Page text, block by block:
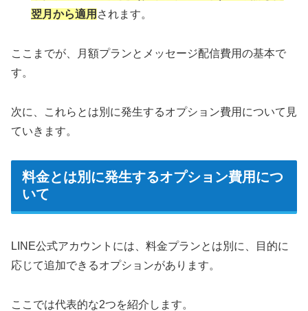
翌月から適用 されます。
ここまでが、月額プランとメッセージ配信費用の基本で
す。
次に、これらとは別に発生するオプション費用について見
ていきます。
料金とは別に発生するオプション費用につ
いて
LINE公式アカウントには、料金プランとは別に、目的に
応じて追加できるオプションがあります。
ここでは代表的な2つを紹介します。